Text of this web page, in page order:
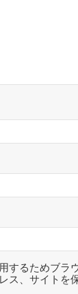
するためブラ
ス、サイトを